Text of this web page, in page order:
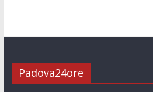
Padova24ore